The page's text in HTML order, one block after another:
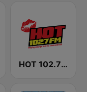
HOT 102.7 FM